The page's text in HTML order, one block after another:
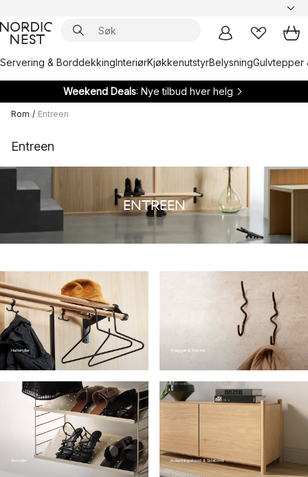
Servering & BorddekkingInteriørKjøkkenutstyrBelysningGulvtepper
Weekend Deals: Nye tilbud hver helg
Rom / Entreen
Entreen
ENTREEN
Hattehyller
Skohyller
Knagger & Knotter
Avlastningsbord & Sidebord